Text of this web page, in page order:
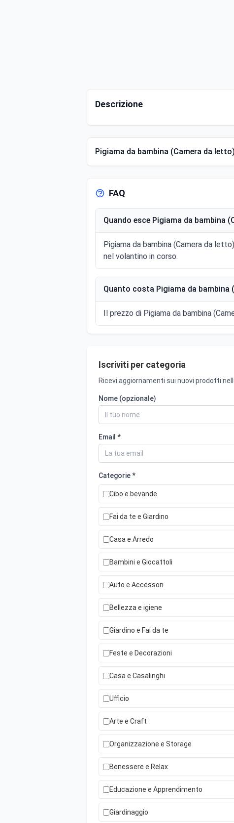
Descrizione
Pigiama da bambina (Camera da
FAQ
Quando esce Pigiama da bambina
Pigiama da bambina (Camera da
nel volantino in corso.
Quanto costa Pigiama da bambina
Il prezzo di Pigiama da bambina
Iscriviti per categoria
Ricevi aggiornamenti sui nuovi prodotti
Nome (opzionale)
Email *
Categorie *
Cibo e bevande
Fai da te e Giardino
Casa e Arredo
Bambini e Giocattoli
Auto e Accessori
Bellezza e igiene
Giardino e Fai da te
Feste e Decorazioni
Casa e Casalinghi
Ufficio
Arte e Craft
Organizzazione e Storage
Benessere e Relax
Educazione e Apprendimento
Giardinaggio